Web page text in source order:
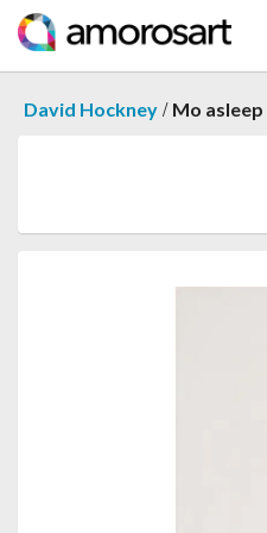
David Hockney / Mo asleep